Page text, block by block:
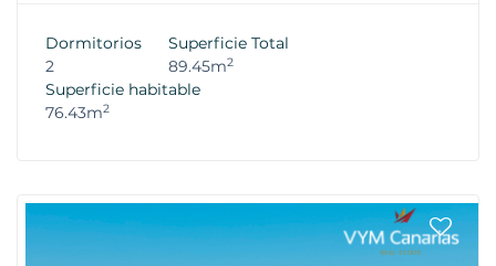
Dormitorios
2
Superficie Total
89.45m2
Superficie habitable
76.43m2